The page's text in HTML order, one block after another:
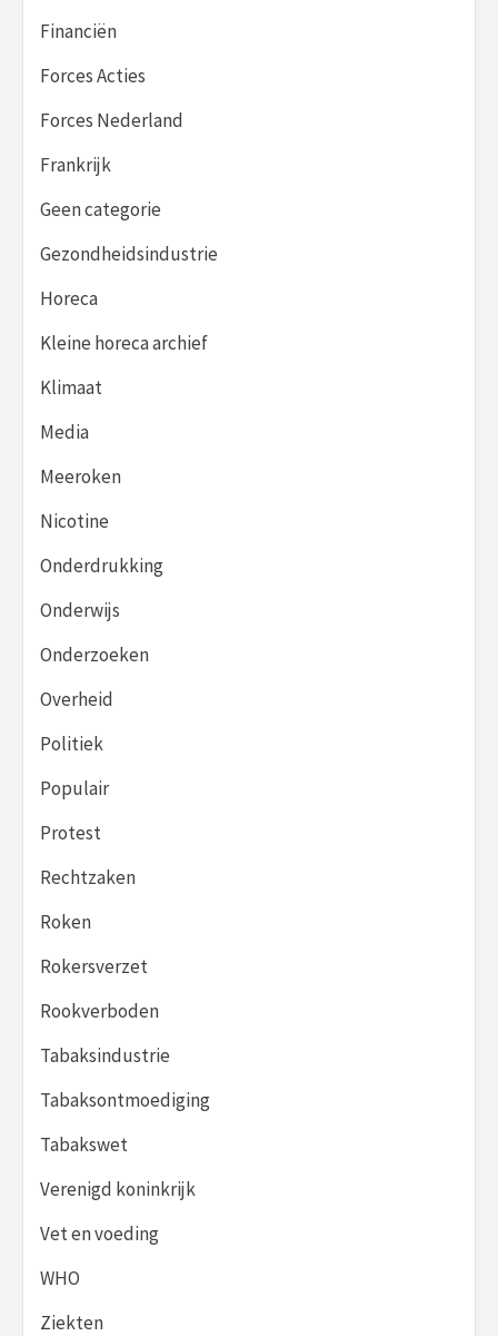
Financiën
Forces Acties
Forces Nederland
Frankrijk
Geen categorie
Gezondheidsindustrie
Horeca
Kleine horeca archief
Klimaat
Media
Meeroken
Nicotine
Onderdrukking
Onderwijs
Onderzoeken
Overheid
Politiek
Populair
Protest
Rechtzaken
Roken
Rokersverzet
Rookverboden
Tabaksindustrie
Tabaksontmoediging
Tabakswet
Verenigd koninkrijk
Vet en voeding
WHO
Ziekten